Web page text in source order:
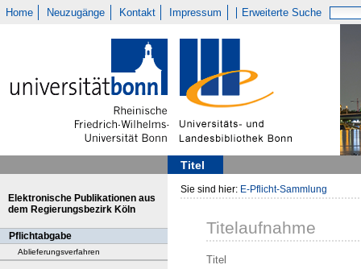
Home Neuzugänge Kontakt Impressum Erweiterte Suche
Titel
Elektronische Publikationen aus
dem Regierungsbezirk Köln
Pflichtabgabe
Ablieferungsverfahren
Sie sind hier: E-Pflicht-Sammlung
Titelaufnahme
Titel